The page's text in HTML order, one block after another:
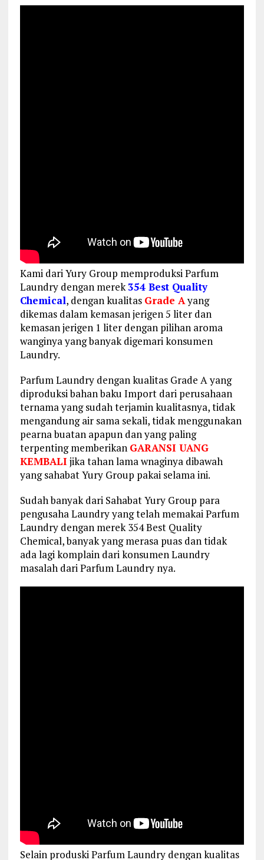
Kami dari Yury Group memproduksi Parfum
Laundry dengan merek354 Best Quality
Chemical, dengan kualitas Grade Ayang
dikemas dalam kemasan jerigen 5 liter dan
kemasan jerigen 1 liter dengan pilihan aroma
wanginya yang banyak digemari konsumen
Laundry.
Parfum Laundry dengan kualitas Grade A yang
diproduksi bahan baku Import dari perusahaan
ternama yang sudah terjamin kualitasnya, tidak
mengandung air sama sekali, tidak menggunakan
pearna buatan apapun dan yang paling
terpenting memberikan GARANSI UANG
KEMBALI jika tahan lama wnaginya dibawah
yang sahabat Yury Group pakai selama ini.
Sudah banyak dari Sahabat Yury Group para
pengusaha Laundry yang telah memakai Parfum
Laundry dengan merek 354 Best Quality
Chemical, banyak yang merasa puas dan tidak
ada lagi komplain dari konsumen Laundry
masalah dari Parfum Laundry nya.
Selain produski Parfum Laundry dengan kualitas